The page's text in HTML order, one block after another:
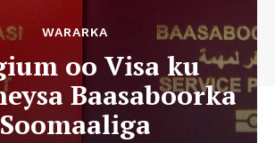
WARARKA
oo Visa ku
Baasaboorka
Soomaaliga